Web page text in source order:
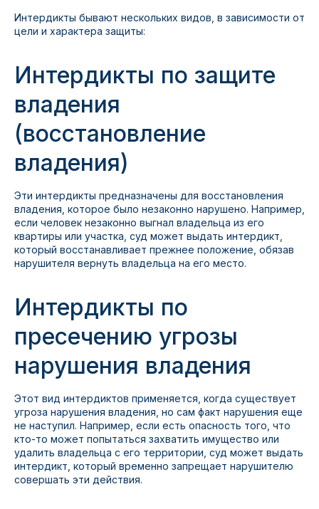
Интердикты бывают нескольких видов, в зависимости от
цели и характера защиты:
Интердикты по защите
владения
(восстановление
владения)
Эти интердикты предназначены для восстановления
владения, которое было незаконно нарушено. Например,
если человек незаконно выгнал владельца из его
квартиры или участка, суд может выдать интердикт,
который восстанавливает прежнее положение, обязав
нарушителя вернуть владельца на его место.
Интердикты по
пресечению угрозы
нарушения владения
Этот вид интердиктов применяется, когда существует
угроза нарушения владения, но сам факт нарушения еще
не наступил. Например, если есть опасность того, что
кто-то может попытаться захватить имущество или
удалить владельца с его территории, суд может выдать
интердикт, который временно запрещает нарушителю
совершать эти действия.